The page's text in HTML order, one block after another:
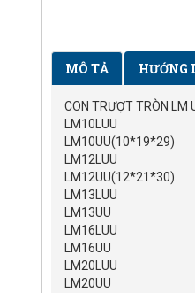
MÔ TẢ HƯỚNG
CON TRƯỢT TRÒN LM
LM10LUU
LM10UU(10*19*29)
LM12LUU
LM12UU(12*21*30)
LM13LUU
LM13UU
LM16LUU
LM16UU
LM20LUU
LM20UU